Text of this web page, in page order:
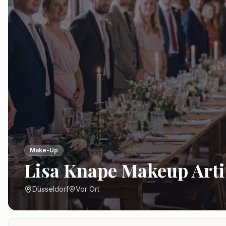
Make-Up
Lisa Knape Makeup
Düsseldorf Vor Ort